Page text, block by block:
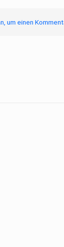
um einen